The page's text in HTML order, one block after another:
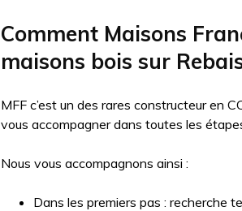
Comment Maisons
maisons bois sur
MFF c’est un des rares constructeur en
vous accompagner dans toutes les
Nous vous accompagnons ainsi :
Dans les premiers pas : recherche